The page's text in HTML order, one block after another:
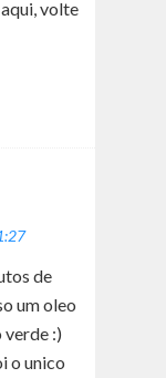
volte
de
um oleo
verde :)
o unico